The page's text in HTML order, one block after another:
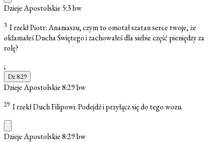
Dzieje Apostolskie 5:3bw
3 I rzekł Piotr: Ananiaszu, czym to omotał szatan serce twoje, że
okłamałeś Ducha Świętego i zachowałeś dla siebie część pieniędzy za
rolę?
;
Dz 8:29
Dzieje Apostolskie 8:29bw
29 I rzekł Duch Filipowi: Podejdź i przyłącz się do tego wozu.
Dzieje Apostolskie 8:29bw